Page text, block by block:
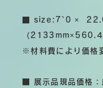
■ size:7`0 ×
（2133mm×560.4
※材料費により価格
■ 展示品現品価格：